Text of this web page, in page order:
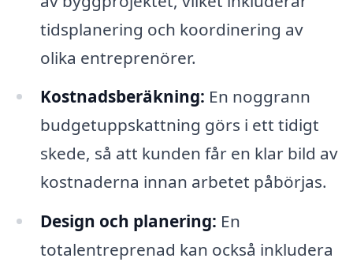
tidsplanering och koordinering av
olika entreprenörer.
Kostnadsberäkning: En noggrann
budgetuppskattning görs i ett tidigt
skede, så att kunden får en klar bild av
kostnaderna innan arbetet påbörjas.
Design och planering: En
totalentreprenad kan också inkludera